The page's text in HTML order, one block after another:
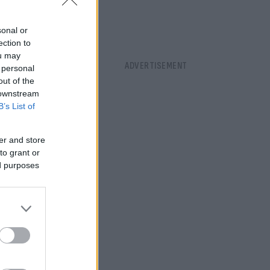
or
to
may
of the
List of
and store
grant or
purposes